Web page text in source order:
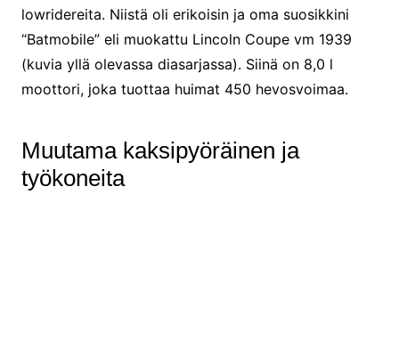
lowridereita. Niistä oli erikoisin ja oma suosikkini
“Batmobile” eli muokattu Lincoln Coupe vm 1939
(kuvia yllä olevassa diasarjassa). Siinä on 8,0 l
moottori, joka tuottaa huimat 450 hevosvoimaa.
Muutama kaksipyöräinen ja
työkoneita